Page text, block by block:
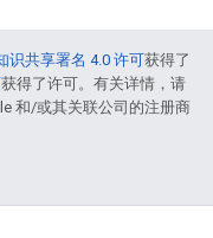
识共享署名 4.0 许可获得了
获得了许可。有关详情，请
和/或其关联公司的注册商